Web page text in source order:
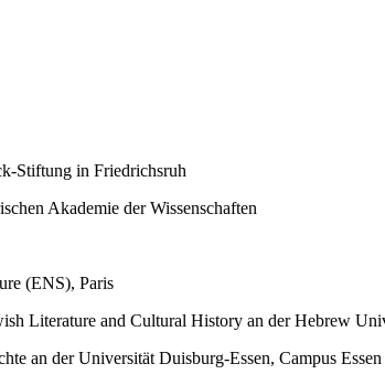
Stiftung in Friedrichsruh
Akademie der Wissenschaften
(ENS), Paris
Literature and Cultural History an der Hebrew
an der Universität Duisburg-Essen, Campus Essen